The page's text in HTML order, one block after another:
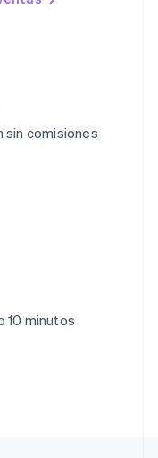
sin comisiones
10 minutos